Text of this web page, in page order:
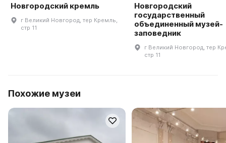
Новгородский кремль
г Великий Новгород, тер Кремль,
стр 11
Новгородский
государственный
объединенный музей-
заповедник
г Великий Новгород, тер
стр 11
Похожие музеи